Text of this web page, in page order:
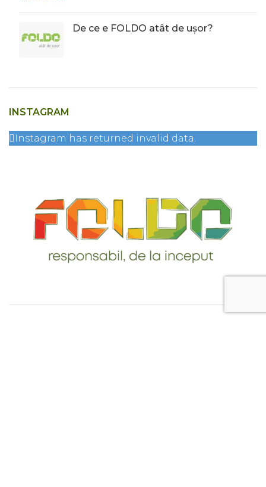
De ce e FOLDO atât de ușor?
INSTAGRAM
Instagram has returned invalid data.